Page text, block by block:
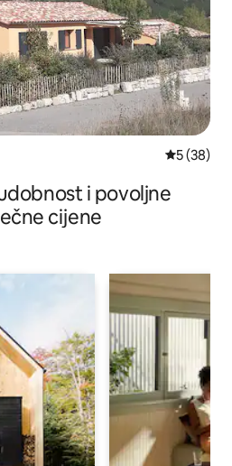
Prosječna
5 (38)
i povoljne
cijene